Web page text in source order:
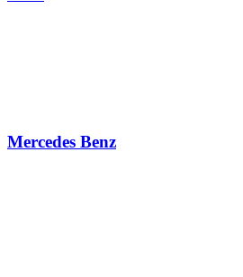
Mercedes Benz